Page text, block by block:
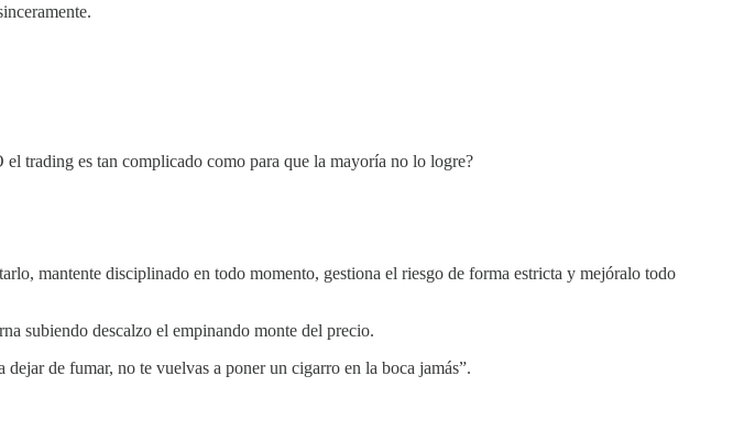
trading es tan complicado como para que la mayoría no lo logre?
mantente disciplinado en todo momento, gestiona el riesgo de forma estricta y mejóralo todo
subiendo descalzo el empinando monte del precio.
de fumar, no te vuelvas a poner un cigarro en la boca jamás”.